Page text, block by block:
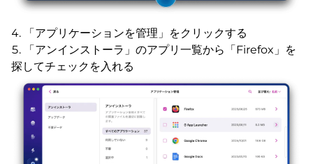
「アプリケーションを管理」をクリックする
「アンインストーラ」のアプリ一覧から「Firefox」を
探してチェックを入れる